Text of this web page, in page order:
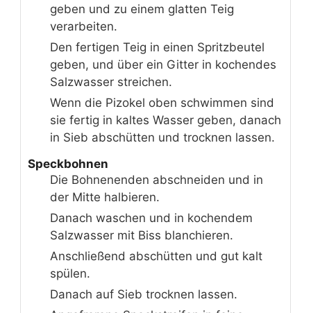
geben und zu einem glatten Teig
verarbeiten.
Den fertigen Teig in einen Spritzbeutel
geben, und über ein Gitter in kochendes
Salzwasser streichen.
Wenn die Pizokel oben schwimmen sind
sie fertig in kaltes Wasser geben, danach
in Sieb abschütten und trocknen lassen.
Speckbohnen
Die Bohnenenden abschneiden und in
der Mitte halbieren.
Danach waschen und in kochendem
Salzwasser mit Biss blanchieren.
Anschließend abschütten und gut kalt
spülen.
Danach auf Sieb trocknen lassen.